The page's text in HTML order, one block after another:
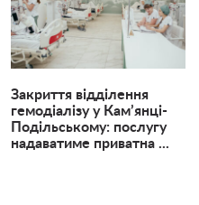
Закриття відділення
гемодіалізу у Кам’янці-
Подільському: послугу
надаватиме приватна ...